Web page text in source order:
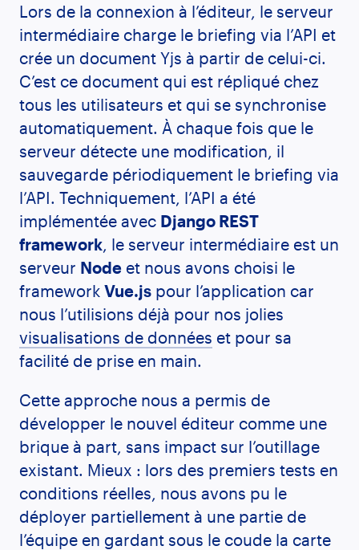
Lors de la connexion à l’éditeur, le serveur
intermédiaire charge le briefing via l’API et
crée un document Yjs à partir de celui-ci.
C’est ce document qui est répliqué chez
tous les utilisateurs et qui se synchronise
automatiquement. À chaque fois que le
serveur détecte une modification, il
sauvegarde périodiquement le briefing via
l’API. Techniquement, l’API a été
implémentée avec Django REST
framework , le serveur intermédiaire est un
serveur Node et nous avons choisi le
framework Vue.js pour l’application car
nous l’utilisions déjà pour nos jolies
visualisations de données et pour sa
facilité de prise en main.
Cette approche nous a permis de
développer le nouvel éditeur comme une
brique à part, sans impact sur l’outillage
existant. Mieux : lors des premiers tests en
conditions réelles, nous avons pu le
déployer partiellement à une partie de
l’équipe en gardant sous le coude la carte